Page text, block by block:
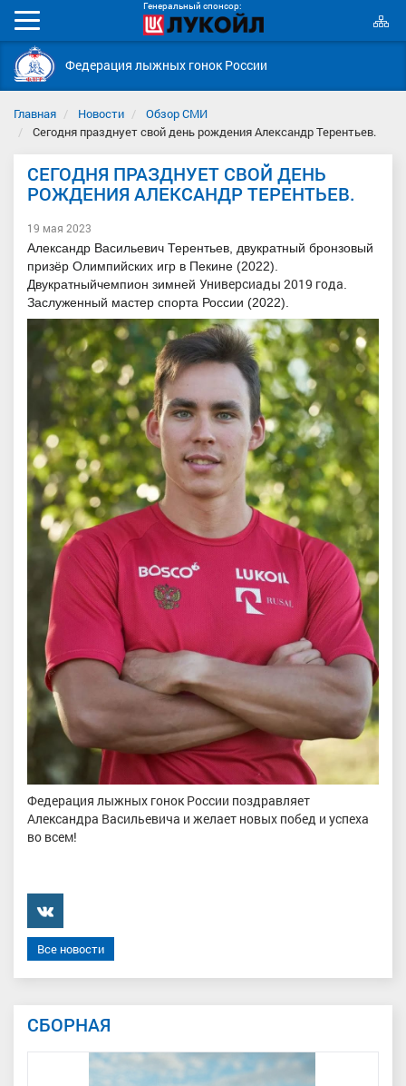
Генеральный спонсор:
Мобильное
меню
Федерация лыжных гонок России
Главная Новости
Обзор СМИ
Сегодня празднует свой день рождения Александр Терентьев.
СЕГОДНЯ ПРАЗДНУЕТ СВОЙ ДЕНЬ
РОЖДЕНИЯ АЛЕКСАНДР ТЕРЕНТЬЕВ.
19 мая 2023
Александр Васильевич Терентьев, двукратный бронзовый
призёр Олимпийских игр в Пекине (2022).
Двукратныйчемпион зимней Универсиады 2019 года
Заслуженный мастер спорта России (2022).
Федерация лыжных гонок России поздравляет
Александра Васильевича и желает новых побед и успеха
во всем!
���������
Все новости
СБОРНАЯ